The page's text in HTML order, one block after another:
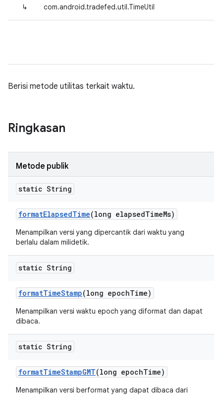
↳ com.android.tradefed.util.TimeUtil
Berisi metode utilitas terkait waktu.
Ringkasan
Metode publik
static String
formatElapsedTime(long elapsedTimeMs)
Menampilkan versi yang dipercantik dari waktu yang
berlalu dalam milidetik.
static String
formatTimeStamp(long epochTime)
Menampilkan versi waktu epoch yang diformat dan dapat
dibaca.
static String
formatTimeStampGMT(long epochTime)
Menampilkan versi berformat yang dapat dibaca dari